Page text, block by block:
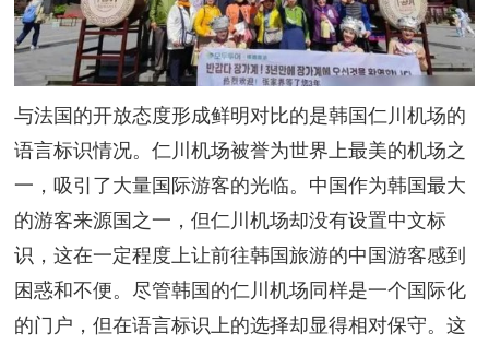
与法国的开放态度形成鲜明对比的是韩国仁川机场的
语言标识情况。仁川机场被誉为世界上最美的机场之
一，吸引了大量国际游客的光临。中国作为韩国最大
的游客来源国之一，但仁川机场却没有设置中文标
识，这在一定程度上让前往韩国旅游的中国游客感到
困惑和不便。尽管韩国的仁川机场同样是一个国际化
的门户，但在语言标识上的选择却显得相对保守。这